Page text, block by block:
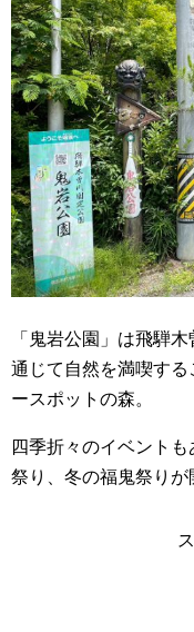
「鬼岩公園」は飛騨
通じて自然を満喫す
ースポットの森。
四季折々のイベント
祭り、冬の福鬼祭りが